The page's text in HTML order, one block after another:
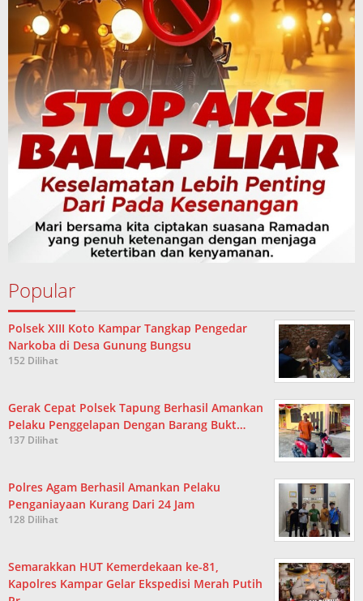
Popular
Polsek XIII Koto Kampar Tangkap Pengedar
Narkoba di Desa Gunung Bungsu
152 Dilihat
Gerak Cepat Polsek Tapung Berhasil Amankan
Pelaku Penggelapan Dengan Barang Bukt…
137 Dilihat
Polres Agam Berhasil Amankan Pelaku
Penganiayaan Kurang Dari 24 Jam
128 Dilihat
Semarakkan HUT Kemerdekaan ke-81,
Kapolres Kampar Gelar Ekspedisi Merah Putih